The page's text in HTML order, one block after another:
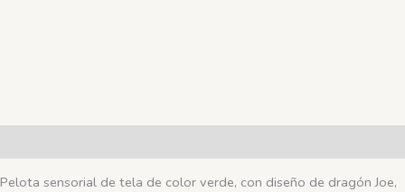
Pelota sensorial de tela de color verde, con diseño de dragón Joe,